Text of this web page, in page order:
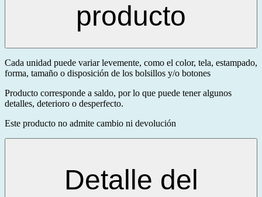
producto
Cada unidad puede variar levemente, como el color, tela, estampado,
forma, tamaño o disposición de los bolsillos y/o botones
Producto corresponde a saldo, por lo que puede tener algunos
detalles, deterioro o desperfecto.
Este producto no admite cambio ni devolución
Detalle del